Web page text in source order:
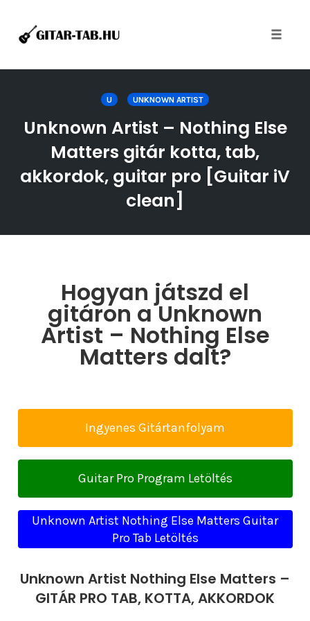
U UNKNOWN ARTIST
Unknown Artist – Nothing Else
Matters gitár kotta, tab,
akkordok, guitar pro [Guitar iV
clean]
Hogyan játszd el
gitáron a Unknown
Artist – Nothing Else
Matters dalt?
Ingyenes Gitártanfolyam
Guitar Pro Program Letöltés
Unknown Artist Nothing Else Matters Guitar
Pro Tab Letöltés
Unknown Artist Nothing Else Matters –
GITÁR PRO TAB, KOTTA, AKKORDOK